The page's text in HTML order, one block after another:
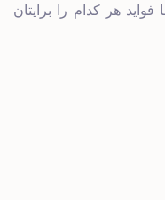
فواید هر کدام را برایتان